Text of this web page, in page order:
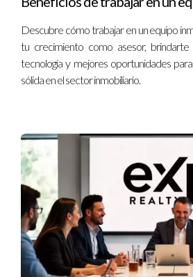
éxito depende en gran medida de
herramienta. No dudes en
necesitas orientación adicional; estoy
¿Qué beneficios ofrece el ICA?
El ICA permite a los agentes disfrutar
potencial ilimitado de ingresos y
desarrollar habilidades empresariales.
¿Puedo trabajar con otros
ICA?
Descubre cómo trabajar en un equipo
tu crecimiento como asesor, brindarte
tecnología y mejores oportunidades
sólida en el sector inmobiliario.